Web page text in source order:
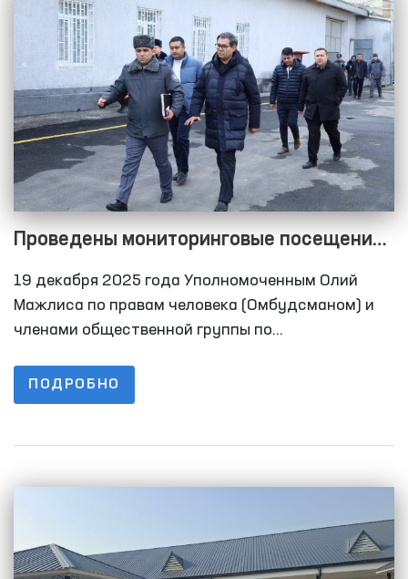
Проведены мониторинговые посещения
в закрытые учреждения Самаркандской
области
19 декабря 2025 года Уполномоченным Олий
Мажлиса по правам человека (Омбудсманом) и
членами общественной группы по
рамках Национального превентивного механизма
осуществлены мониторинговые визиты в ряд
ПОДРОБНО